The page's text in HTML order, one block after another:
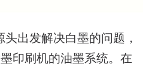
头出发解决白墨的问题，
印刷机的油墨系统。在